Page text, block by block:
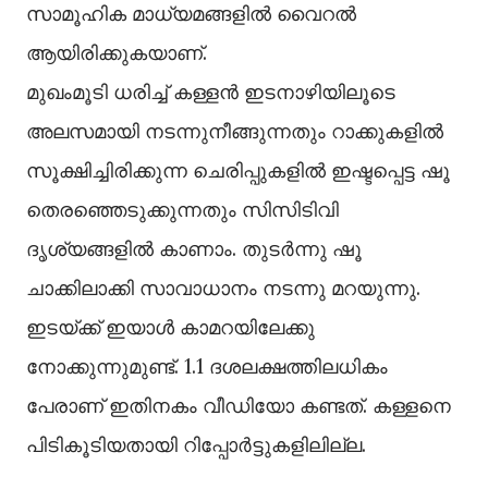
സാമൂഹിക മാധ്യമങ്ങളില്‍ വൈറല്‍
ആയിരിക്കുകയാണ്.
മുഖംമൂടി ധരിച്ച്‌ കള്ളൻ ഇടനാഴിയിലൂടെ
അലസമായി നടന്നുനീങ്ങുന്നതും റാക്കുകളില്‍
സൂക്ഷിച്ചിരിക്കുന്ന ചെരിപ്പുകളില്‍ ഇഷ്ടപ്പെട്ട ഷൂ
തെരഞ്ഞെടുക്കുന്നതും സിസിടിവി
ദൃശ്യങ്ങളില്‍ കാണാം. തുടർന്നു ഷൂ
ചാക്കിലാക്കി സാവാധാനം നടന്നു മറയുന്നു.
ഇടയ്ക്ക് ഇയാള്‍ കാമറയിലേക്കു
നോക്കുന്നുമുണ്ട്. 1.1 ദശലക്ഷത്തിലധികം
പേരാണ് ഇതിനകം വീഡിയോ കണ്ടത്. കള്ളനെ
പിടികൂടിയതായി റിപ്പോർട്ടുകളിലില്ല.